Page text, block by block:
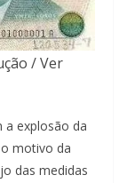
/ Ver
a explosão da
motivo da
das medidas